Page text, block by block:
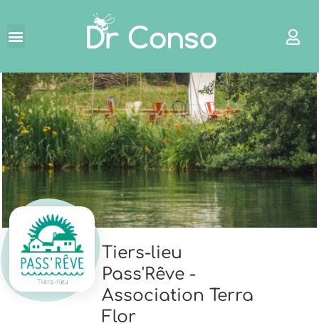
Tiers-lieu
Pass'Rêve -
Association Terra
Flor